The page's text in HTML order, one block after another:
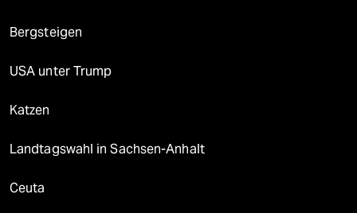
Bergsteigen
USA unter Trump
Katzen
Landtagswahl in Sachsen-Anhalt
Ceuta